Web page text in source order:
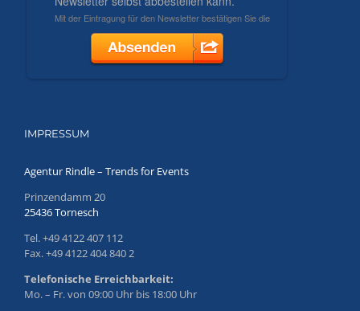
IMPRESSUM
Agentur Rindle – Trends for Events
Prinzendamm 20
25436 Tornesch
Tel. +49 4122 407 112
Fax. +49 4122 404 840 2
Telefonische Erreichbarkeit:
Mo. – Fr. von 09:00 Uhr bis 18:00 Uhr